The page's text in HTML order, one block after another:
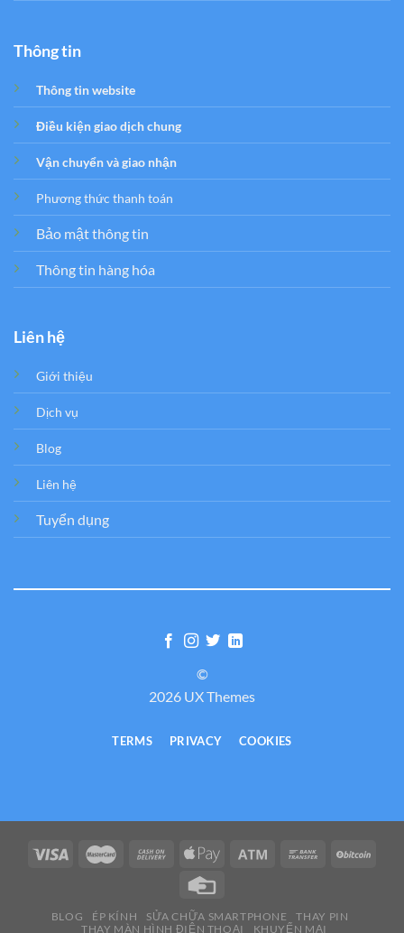
Thông tin
Thông tin website
Điều kiện giao dịch chung
Vận chuyển và giao nhận
Phương thức thanh toán
Bảo mật thông tin
Thông tin hàng hóa
Liên hệ
Giới thiệu
Dịch vụ
Blog
Liên hệ
Tuyển dụng
©
2026 UX Themes
TERMS PRIVACY COOKIES
BLOG ÉP KÍNH SỬA CHỮA SMARTPHONE
THAY PIN
THAY MÀN HÌNH ĐIỆN THOẠI
KHUYẾN MẠI